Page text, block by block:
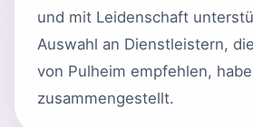
und mit Leidenschaft
Auswahl an Dienstleistern,
von Pulheim empfehlen,
zusammengestellt.